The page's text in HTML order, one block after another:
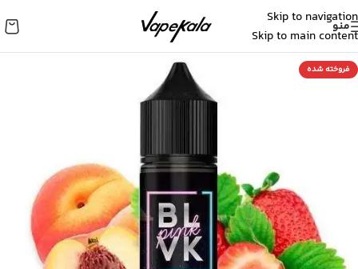
Skip to navigation
Skip to main content
منو
فروخته شده